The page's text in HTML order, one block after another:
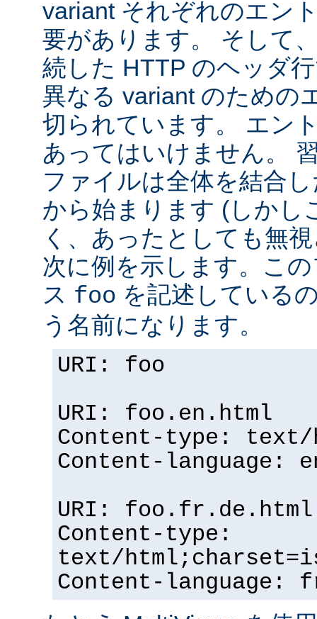
variant それぞれのエン
要があります。 そして
続した HTTP のヘッダ
異なる variant のための
切られています。 エン
あってはいけません。
ファイルは全体を結合
から始まります (しかし
く、あったとしても無
次に例を示します。こ
ス foo を記述している
う名前になります。
URI: foo
URI: foo.en.html
Content-type: text/
Content-language:
URI: foo.fr.de.html
Content-type:
text/
Content-language: